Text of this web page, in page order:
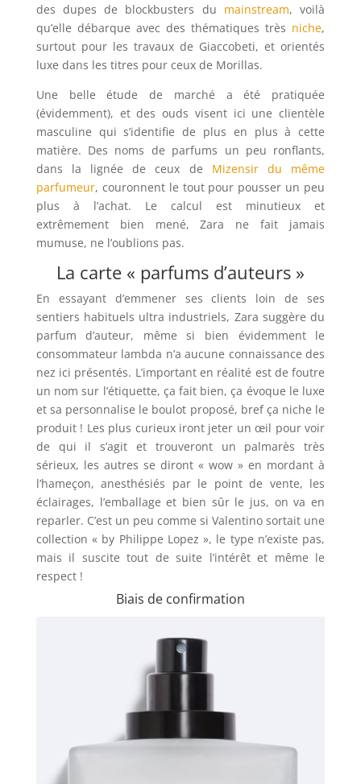
des dupes de blockbusters du mainstream, voilà
qu’elle débarque avec des thématiques très niche,
surtout pour les travaux de Giaccobeti, et orientés
luxe dans les titres pour ceux de Morillas.
Une belle étude de marché a été pratiquée
(évidemment), et des ouds visent ici une clientèle
masculine qui s’identifie de plus en plus à cette
matière. Des noms de parfums un peu ronflants,
dans la lignée de ceux de Mizensir du même
parfumeur, couronnent le tout pour pousser un peu
plus à l’achat. Le calcul est minutieux et
extrêmement bien mené, Zara ne fait jamais
mumuse, ne l’oublions pas.
La carte « parfums d’auteurs »
En essayant d’emmener ses clients loin de ses
sentiers habituels ultra industriels, Zara suggère du
parfum d’auteur, même si bien évidemment le
consommateur lambda n’a aucune connaissance des
nez ici présentés. L’important en réalité est de foutre
un nom sur l’étiquette, ça fait bien, ça évoque le luxe
et sa personnalise le boulot proposé, bref ça niche le
produit ! Les plus curieux iront jeter un œil pour voir
de qui il s’agit et trouveront un palmarès très
sérieux, les autres se diront « wow » en mordant à
l’hameçon, anesthésiés par le point de vente, les
éclairages, l’emballage et bien sûr le jus, on va en
reparler. C’est un peu comme si Valentino sortait une
collection « by Philippe Lopez », le type n’existe pas,
mais il suscite tout de suite l’intérêt et même le
respect !
Biais de confirmation